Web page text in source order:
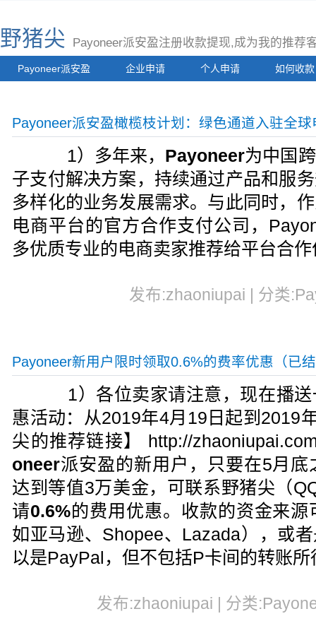
野猪尖 Payoneer派安盈注册收款提现,成为我的推荐
Payoneer派安盈 企业申请 个人申请 如何收款
Payoneer派安盈橄榄枝计划：绿色通道入驻全球
1）多年来， Payoneer为中国
子支付解决方案，持续通过产品和服
多样化的业务发展需求。与此同时，
电商平台的官方合作支付公司，
多优质专业的电商卖家推荐给平台合
发布:zhaoniupai | 分类
Payoneer新用户限时领取0.6%的费率优惠（已
1）各位卖家请注意，现在播送
惠活动：从2019年4月19日起到2019
尖的推荐链接】 http://
oneer派安盈的新用户，只要在5月
达到等值3万美金，可联系野猪尖（
请0.6%的费用优惠。收款的资金来
如亚马逊、Shopee、Lazada），或
以是PayPal，但不包括P卡间的转账所
发布:zhaoniupai | 分类